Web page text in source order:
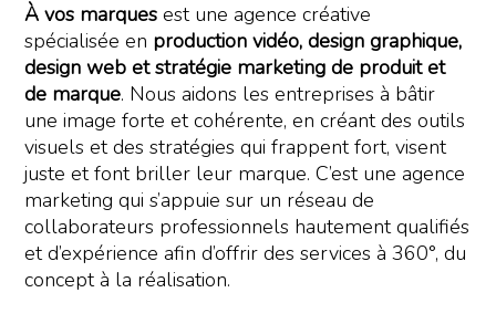
À vos marques est une agence créative
spécialisée en production vidéo, design graphique,
design web et stratégie marketing de produit et
de marque. Nous aidons les entreprises à bâtir
une image forte et cohérente, en créant des outils
visuels et des stratégies qui frappent fort, visent
juste et font briller leur marque. C’est une agence
marketing qui s’appuie sur un réseau de
collaborateurs professionnels hautement qualifiés
et d’expérience afin d’offrir des services à 360°, du
concept à la réalisation.